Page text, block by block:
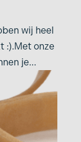
wij heel
:).Met onze
je